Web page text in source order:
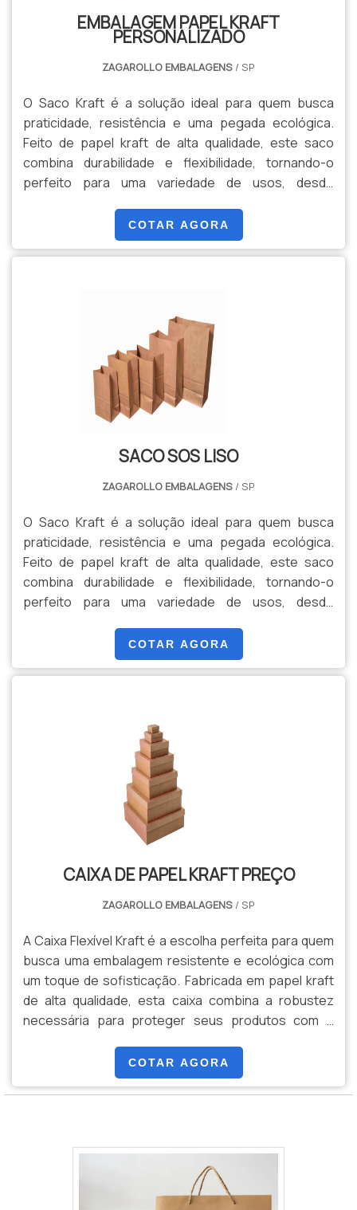
toque de charme natural em suas embalagens.
EMBALAGEM PAPEL KRAFT
PERSONALIZADO
ZAGAROLLO EMBALAGENS / SP
O Saco Kraft é a solução ideal para quem busca
praticidade, resistência e uma pegada ecológica.
Feito de papel kraft de alta qualidade, este saco
combina durabilidade e flexibilidade, tornando-o
perfeito para uma variedade de usos, desde
transporte de produtos variados. Seu design simples
e elegante é complementado pela cor marrom
natural do papel, que confere um toque rústico e
para a redução de impacto ambiental e promove uma
escolha mais sustentável. Disponível em vários
tamanhos e com diferentes opções de alças – seja
de papel ou corda – o Saco Kraft atende às suas
necessidades com eficiência e estilo. Ideal para
empresas que desejam reforçar seu compromisso
toque de charme natural em suas embalagens.
COTAR AGORA
SACO SOS LISO
ZAGAROLLO EMBALAGENS / SP
O Saco Kraft é a solução ideal para quem busca
praticidade, resistência e uma pegada ecológica.
Feito de papel kraft de alta qualidade, este saco
combina durabilidade e flexibilidade, tornando-o
perfeito para uma variedade de usos, desde
transporte de produtos variados. Seu design simples
e elegante é complementado pela cor marrom
natural do papel, que confere um toque rústico e
kraft é biodegradável e reciclável, o que contribui
para a redução de impacto ambiental e promove uma
escolha mais sustentável. Disponível em vários
tamanhos e com diferentes opções de alças – seja
de papel ou corda – o Saco Kraft atende às suas
necessidades com eficiência e estilo. Ideal para
empresas que desejam reforçar seu compromisso
toque de charme natural em suas embalagens.
COTAR AGORA
CAIXA DE PAPEL KRAFT PREÇO
ZAGAROLLO EMBALAGENS / SP
A Caixa Flexível Kraft é a escolha perfeita para quem
busca uma embalagem resistente e ecológica com
um toque de sofisticação. Fabricada em papel kraft
de alta qualidade, esta caixa combina a robustez
necessária para proteger seus produtos com a
Caixa Flexível Kraft é ideal para uma ampla gama de
usos, desde embalagens de alimentos e produtos de
flexível se adapta perfeitamente ao conteúdo,
garantindo segurança e proteção. A caixa é
COTAR AGORA